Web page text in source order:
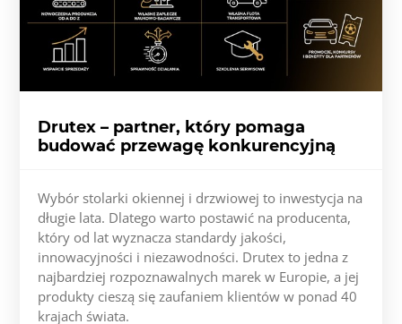
Drutex – partner, który pomaga
budować przewagę konkurencyjną
Wybór stolarki okiennej i drzwiowej to inwestycja na
długie lata. Dlatego warto postawić na producenta,
który od lat wyznacza standardy jakości,
innowacyjności i niezawodności. Drutex to jedna z
najbardziej rozpoznawalnych marek w Europie, a jej
produkty cieszą się zaufaniem klientów w ponad 40
krajach świata.